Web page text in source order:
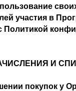
участия в
Политикой
И
покупок у